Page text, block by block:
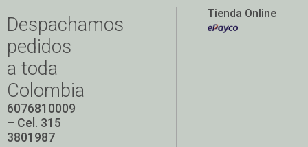
Despachamos
pedidos
a toda
Colombia
6076810009
– Cel. 315
3801987
Tienda Online